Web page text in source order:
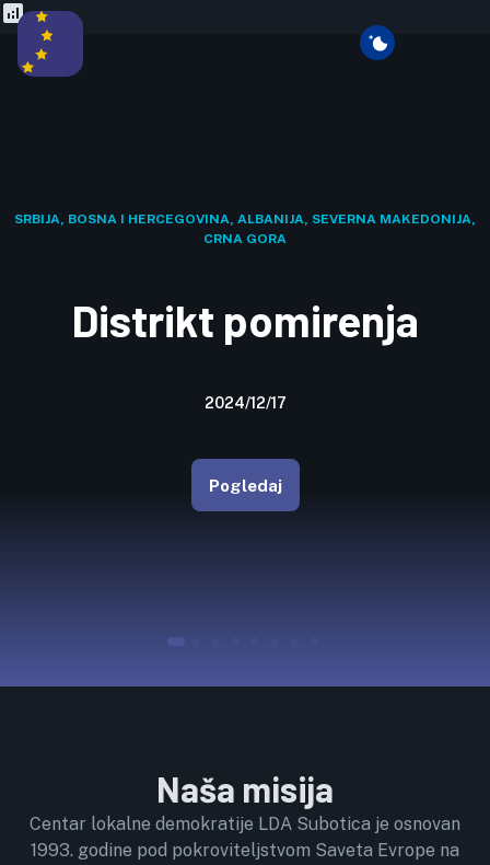
SRBIJA, BOSNA I HERCEGOVINA, ALBANIJA, SEVERNA MAKEDONIJA,
CRNA GORA
Distrikt pomirenja
2024/12/17
Pogledaj
Naša misija
Centar lokalne demokratije LDA Subotica je osnovan
1993. godine pod pokroviteljstvom Saveta Evrope na